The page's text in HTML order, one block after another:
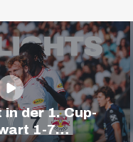
der 1. Cup-
1-7